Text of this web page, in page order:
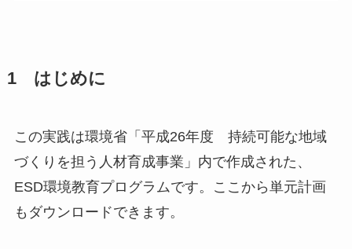
1 はじめに
この実践は環境省「平成26年度 持続可能な地域
づくりを担う人材育成事業」内で作成された、
ESD環境教育プログラムです。ここから単元計画
もダウンロードできます。